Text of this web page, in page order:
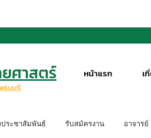
ศาสตร์
ธนบุรี
หน้าแรก เ
ระชาสัมพันธ์ รับสมัครงาน อาจารย์